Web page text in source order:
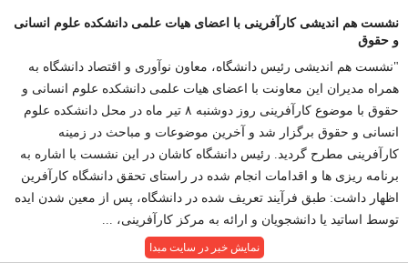
نشست هم اندیشی کارآفرینی با اعضای هیات علمی دانشکده علوم انسانی
و حقوق
"نشست هم اندیشی رئیس دانشگاه، معاون نوآوری و اقتصاد دانشگاه به
همراه مدیران این معاونت با اعضای هیات علمی دانشکده علوم انسانی و
حقوق با موضوع کارآفرینی روز دوشنبه ۸ تیر ماه در محل دانشکده علوم
انسانی و حقوق برگزار شد و آخرین موضوعات و مباحث در زمینه
کارآفرینی مطرح گردید. رئیس دانشگاه کاشان در این نشست با اشاره به
برنامه ریزی ها و اقدامات انجام شده در راستای تحقق دانشگاه کارآفرین
اظهار داشت: طبق فرآیند تعریف شده در دانشگاه، پس از معین شدن ایده
توسط اساتید یا دانشجویان و ارائه به مرکز کارآفرینی، ...
نمایش خبر در سایت مبدا